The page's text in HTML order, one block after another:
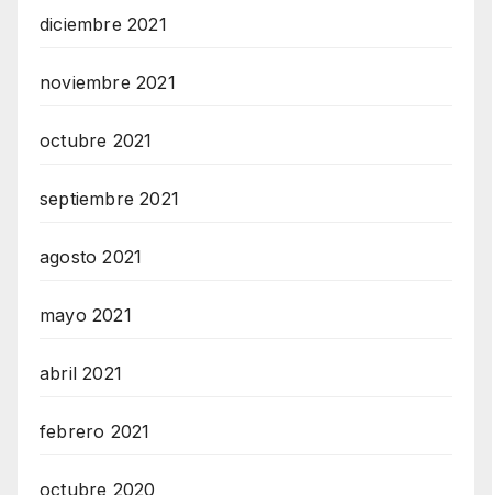
diciembre 2021
noviembre 2021
octubre 2021
septiembre 2021
agosto 2021
mayo 2021
abril 2021
febrero 2021
octubre 2020